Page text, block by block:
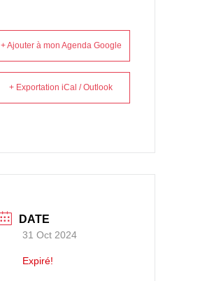
+ Ajouter à mon Agenda Google
+ Exportation iCal / Outlook
DATE
31 Oct 2024
Expiré!